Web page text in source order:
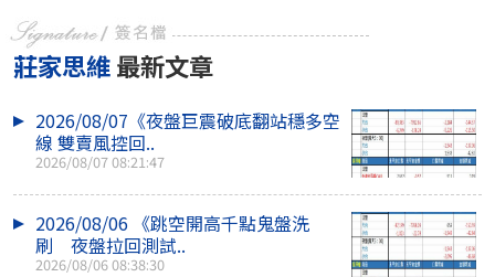
莊家思維最新文章
2026/08/07《夜盤巨震破底翻站穩多空
線 雙賣風控回..
2026/08/07 08:21:47
2026/08/06 《跳空開高千點鬼盤洗
刷 夜盤拉回測試..
2026/08/06 08:38:30